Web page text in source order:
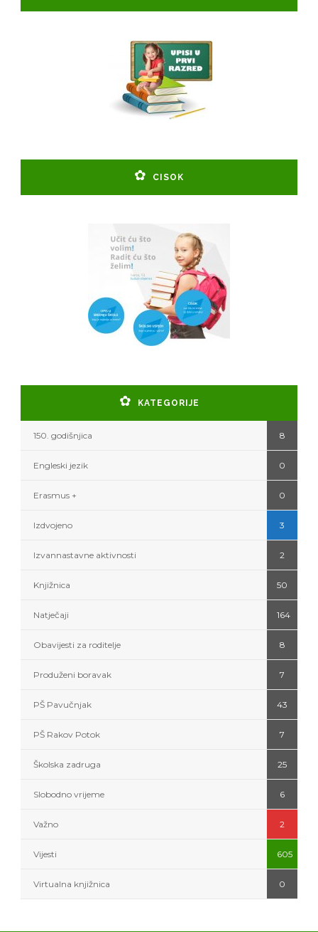
CISOK
KATEGORIJE
150. godišnjica 8
Engleski jezik 0
Erasmus + 0
Izdvojeno 3
Izvannastavne aktivnosti 2
Knjižnica 50
Natječaji 164
Obavijesti za roditelje 8
Produženi boravak 7
PŠ Pavučnjak 43
PŠ Rakov Potok 7
Školska zadruga 25
Slobodno vrijeme 6
Važno 2
Vijesti 605
Virtualna knjižnica 0